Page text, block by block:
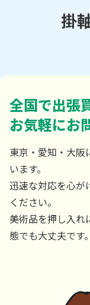
掛
全国で出張
お気軽にお
東京・愛知・大阪
います。
迅速な対応を心が
ください。
美術品を押し入れ
態でも大丈夫です。